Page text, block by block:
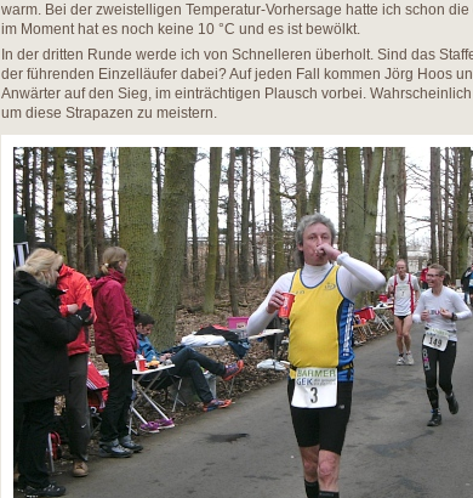
warm. Bei der zweistelligen Temperatur-Vorhersage hatte ich schon
im Moment hat es noch keine 10 °C und es ist bewölkt.
In der dritten Runde werde ich von Schnelleren überholt. Sind das
der führenden Einzelläufer dabei? Auf jeden Fall kommen Jörg Hoos
Anwärter auf den Sieg, im einträchtigen Plausch vorbei.
um diese Strapazen zu meistern.